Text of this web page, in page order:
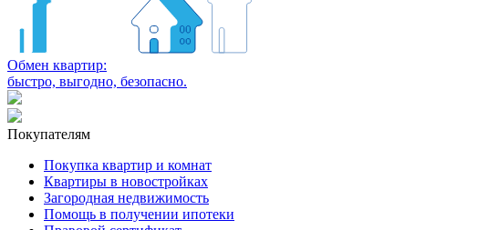
Обмен квартир:
быстро, выгодно, безопасно.
Покупателям
Покупка квартир и комнат
Квартиры в новостройках
Загородная недвижимость
Помощь в получении ипотеки